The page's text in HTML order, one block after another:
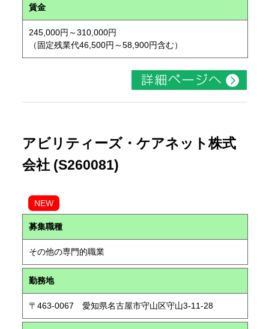
賃金
245,000円～310,000円
（固定残業代46,500円～58,900円含む）
アビリティーズ・ケアネット株式
会社 (S260081)
NEW
募集職種
その他の専門的職業
勤務地
〒463-0067 愛知県名古屋市守山区守山3-11-28